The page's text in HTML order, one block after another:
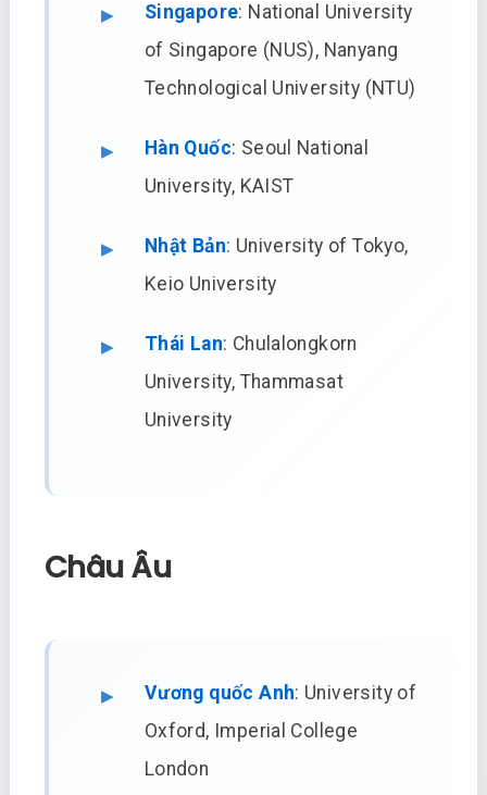
Singapore: National University
of Singapore (NUS), Nanyang
Technological University (NTU)
Hàn Quốc: Seoul National
University, KAIST
Nhật Bản: University of Tokyo,
Keio University
Thái Lan: Chulalongkorn
University, Thammasat
University
Châu Âu
Vương quốc Anh: University of
Oxford, Imperial College
London